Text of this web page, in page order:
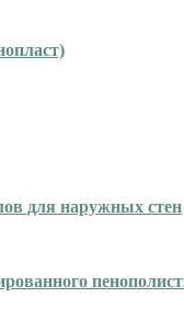
для наружных стен